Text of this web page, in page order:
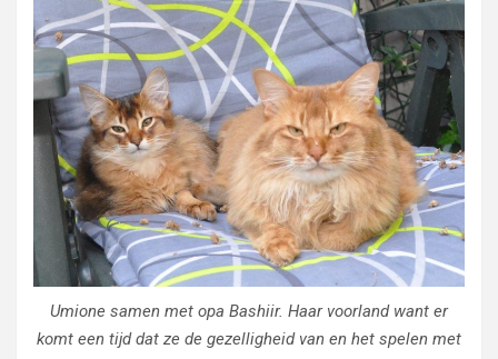
Umione samen met opa Bashiir. Haar voorland want er
komt een tijd dat ze de gezelligheid van en het spelen met